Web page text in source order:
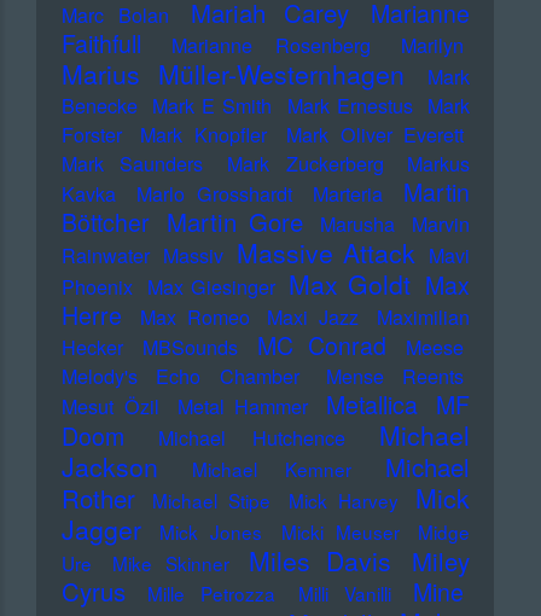
Marc Bolan Mariah Carey
Marianne
Faithfull
Marianne Rosenberg Marilyn
Marius Müller-Westernhagen
Mark
Benecke Mark E Smith Mark Ernestus Mark
Forster
Mark Knopfler
Mark Oliver Everett
Mark Saunders
Mark Zuckerberg
Markus
Kavka
Marlo Grosshardt Marteria
Martin
Böttcher Martin Gore Marusha
Marvin
Rainwater Massiv Massive Attack Mavi
Phoenix Max Giesinger Max Goldt Max
Herre
Max Romeo Maxi Jazz
Maximilian
Hecker
MBSounds MC Conrad
Meese
Melody's Echo Chamber
Mense Reents
Mesut Özil
Metal Hammer Metallica MF
Doom
Michael Hutchence
Michael
Jackson
Michael Kemner
Michael
Rother
Michael Stipe Mick Harvey
Mick
Jagger
Mick Jones Micki Meuser
Midge
Ure
Mike Skinner Miles Davis
Miley
Cyrus
Mille Petrozza Milli Vanilli Mine